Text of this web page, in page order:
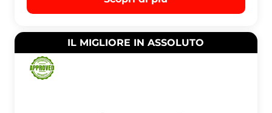
IL MIGLIORE IN ASSOLUTO